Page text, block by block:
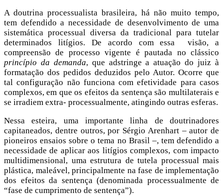
A doutrina processualista brasileira, há não muito tempo,
tem defendido a necessidade de desenvolvimento de uma
sistemática processual diversa da tradicional para tutelar
determinados litígios. De acordo com essa visão, a
compreensão de processo vigente é pautada no clássico
princípio da demanda, que adstringe a atuação do juiz à
formatação dos pedidos deduzidos pelo Autor. Ocorre que
tal configuração não funciona com efetividade para casos
complexos, em que os efeitos da sentença são multilaterais e
se irradiem extra- processualmente, atingindo outras esferas.
Nessa esteira, uma importante linha de doutrinadores
capitaneados, dentre outros, por Sérgio Arenhart – autor de
pioneiros ensaios sobre o tema no Brasil –, tem defendido a
necessidade de aplicar aos litígios complexos, com impacto
multidimensional, uma estrutura de tutela processual mais
plástica, maleável, principalmente na fase de implementação
dos efeitos da sentença (denominada processualmente de
“fase de cumprimento de sentença”).